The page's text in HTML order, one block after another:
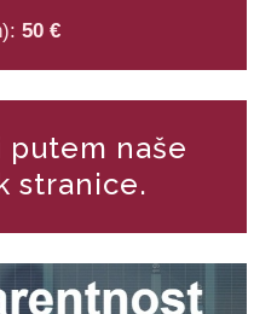
50 €
putem naše
stranice.